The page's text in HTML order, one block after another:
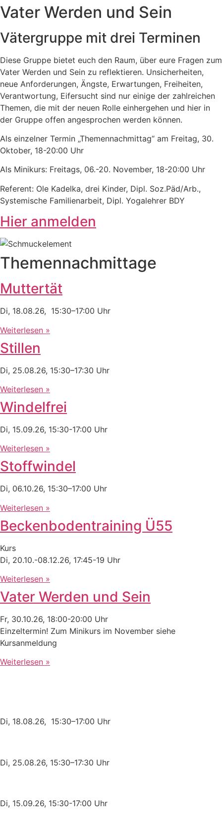
Vater Werden und Sein
Vätergruppe mit drei Terminen
Diese Gruppe bietet euch den Raum, über eure Fragen zum
Vater Werden und Sein zu reflektieren. Unsicherheiten,
neue Anforderungen, Ängste, Erwartungen, Freiheiten,
Verantwortung, Eifersucht sind nur einige der zahlreichen
Themen, die mit der neuen Rolle einhergehen und hier in
der Gruppe offen angesprochen werden können.
Als einzelner Termin „Themennachmittag“ am Freitag, 30.
Oktober, 18-20:00 Uhr
Als Minikurs: Freitags, 06.-20. November, 18-20:00 Uhr
Referent: Ole Kadelka, drei Kinder, Dipl. Soz.Päd/Arb.,
Systemische Familienarbeit, Dipl. Yogalehrer BDY
Hier anmelden
Themennachmittage
Muttertät
Di, 18.08.26, 15:30–17:00 Uhr
Weiterlesen »
Stillen
Di, 25.08.26, 15:30–17:30 Uhr
Weiterlesen »
Windelfrei
Di, 15.09.26, 15:30-17:00 Uhr
Weiterlesen »
Stoffwindel
Di, 06.10.26, 15:30–17:00 Uhr
Weiterlesen »
Beckenbodentraining Ü55
Kurs
Di, 20.10.-08.12.26, 17:45-19 Uhr
Weiterlesen »
Vater Werden und Sein
Fr, 30.10.26, 18:00-20:00 Uhr
Einzeltermin! Zum Minikurs im November siehe
Kursanmeldung
Weiterlesen »
Di, 18.08.26, 15:30–17:00 Uhr
Di, 25.08.26, 15:30–17:30 Uhr
Di, 15.09.26, 15:30-17:00 Uhr